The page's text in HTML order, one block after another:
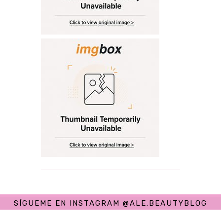
SÍGUEME EN INSTAGRAM @ALE.BEAUTYBLOG